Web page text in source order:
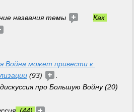
* Изменение названия темы
Как
Война может привести к
(93)
про Большую Войну (20)